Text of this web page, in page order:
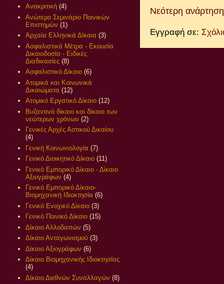
Νεότερη ανάρτηση
Εγγραφή σε:
Ανακριτική (4)
Ανώτερο Σεμινάριο Ποινικών
Επιστημών (1)
Αρχαία Ελληνικά Δίκαια (3)
Ασφαλιστικά Μέτρα - Εκουσία
Δικαιοδοσία - Ειδικές
Διαδικασίες (8)
Ασφαλιστικό Δίκαιο (6)
Ατομικά και Κοινωνικά
Δικαιώματα (12)
Ατομικό Εργατικό Δίκαιο (12)
Βυζαντινό δίκαιο και δίκαιο των
νεώτερων χρόνων (2)
Γενικές Αρχές Αστικού Δικαίου
(4)
Γενική Κοινωνιολογία (7)
Γενικό Διοικητικό Δίκαιο (11)
Γενικό Εμπορικό Δίκαιο - Δίκαιο
Αξιογράφων (4)
Γενικό Εμπορικό Δίκαιο-
Βιομηχανική Ιδιοκτησία (6)
Γενικό Ενοχικό Δίκαιο (3)
Γενικό Ποινικό Δίκαιο (15)
Δίκαιο Αλλοδαπών (5)
Δίκαιο Ανταγωνισμού (3)
Δίκαιο Αξιογράφων (6)
Δίκαιο Βιομηχανικής Ιδιοκτησίας
(4)
Δίκαιο Διεθνών Συναλλαγών (8)